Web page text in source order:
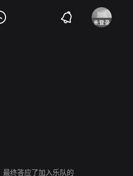
终答应了加入乐队的